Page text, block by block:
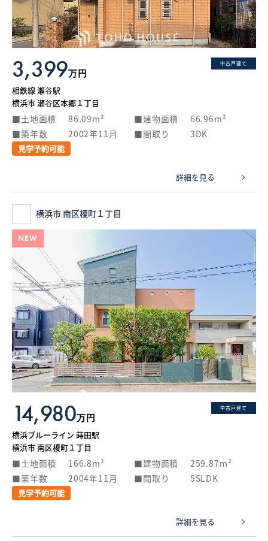
中古戸建て
3,399万円
相鉄線 瀬谷駅
横浜市 瀬谷区本郷１丁目
土地面積 86.09m² 建物面積
66.96m²
築年数
2002年11月 間取り 3DK
見学予約可能
詳細を見る
横浜市 南区榎町１丁目
NEW
中古戸建て
14,980万円
横浜ブルーライン 蒔田駅
横浜市 南区榎町１丁目
土地面積 166.8m² 建物面積
259.87m²
築年数
2004年11月 間取り 5SLDK
見学予約可能
詳細を見る